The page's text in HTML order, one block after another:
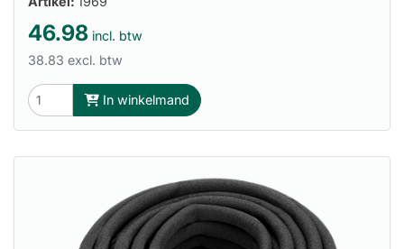
46.98 incl. btw
38.83 excl. btw
In winkelmand